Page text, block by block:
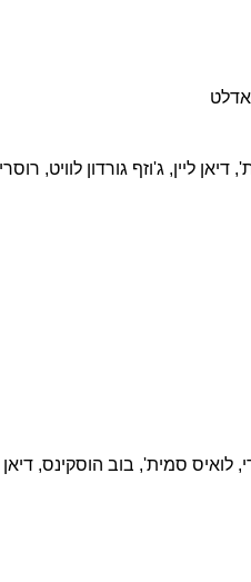
, דיאן ליין, ג'וזף גורדון לוויט,
, לואיס סמית', בוב הוסקינס, דיאן